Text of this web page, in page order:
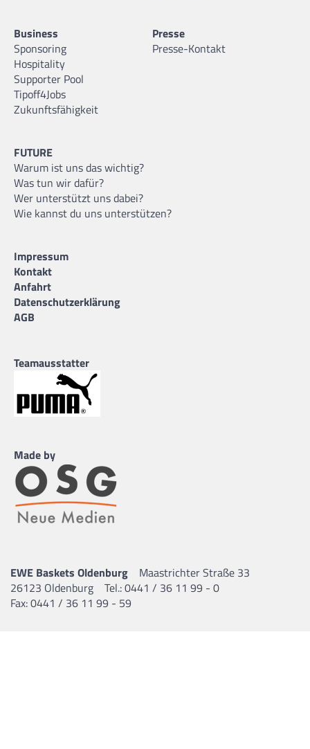
19Ore Ewert
17.02.2006 |
20Leander Angelis
02.06.2006 |
21
06.01.2008 |
Sarls Nkojs-Eale
05.05.2008 |
24 Arthur Schröder
13.07.2007 |194 cm |
Dimitrios Polychroniadis
25.04.1969 |Coaching Staff | GRE
Business
Sponsoring
Hospitality
Supporter Pool
Tipoff4Jobs
Zukunftsfähigkeit
Presse
Presse-Kontakt
FUTURE
Warum ist uns das wichtig?
Was tun wir dafür?
Wer unterstützt uns dabei?
Wie kannst du uns unterstützen?
Impressum
Kontakt
Anfahrt
Datenschutzerklärung
AGB
Teamausstatter
Made by
EWE Baskets Oldenburg
Maastrichter Straße 33
26123 Oldenburg
Tel.: 0441 / 36 11 99 - 0
Fax: 0441 / 36 11 99 - 59